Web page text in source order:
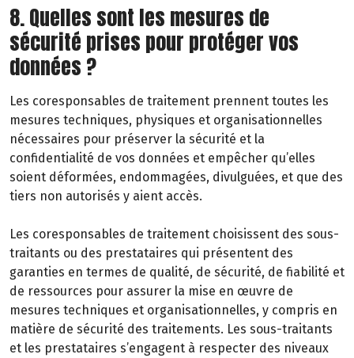
8. Quelles sont les mesures de
sécurité prises pour protéger vos
données ?
Les coresponsables de traitement prennent toutes les
mesures techniques, physiques et organisationnelles
nécessaires pour préserver la sécurité et la
confidentialité de vos données et empêcher qu’elles
soient déformées, endommagées, divulguées, et que des
tiers non autorisés y aient accès.
Les coresponsables de traitement choisissent des sous-
traitants ou des prestataires qui présentent des
garanties en termes de qualité, de sécurité, de fiabilité et
de ressources pour assurer la mise en œuvre de
mesures techniques et organisationnelles, y compris en
matière de sécurité des traitements. Les sous-traitants
et les prestataires s’engagent à respecter des niveaux